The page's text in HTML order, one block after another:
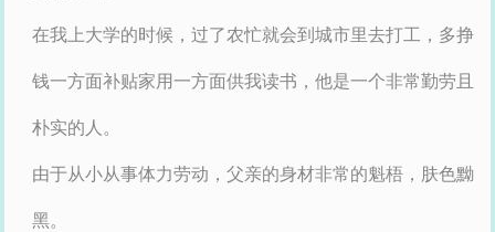
在我上大学的时候，过了农忙就会到城市里去打工，多挣
钱一方面补贴家用一方面供我读书，他是一个非常勤劳且
朴实的人。
由于从小从事体力劳动，父亲的身材非常的魁梧，肤色黝
黑。